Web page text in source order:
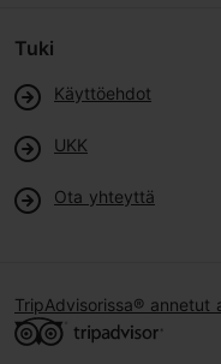
Tuki
Käyttöehdot
UKK
Ota yhteyttä
TripAdvisorissa® annetut